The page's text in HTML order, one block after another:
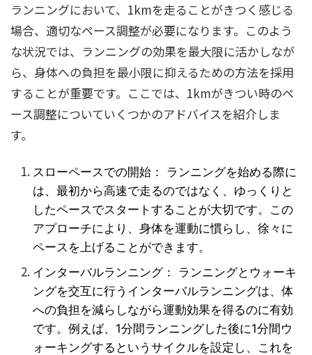
ランニングにおいて、1kmを走ることがきつく感じる
場合、適切なペース調整が必要になります。このよう
な状況では、ランニングの効果を最大限に活かしなが
ら、身体への負担を最小限に抑えるための方法を採用
することが重要です。ここでは、1kmがきつい時のペ
ース調整についていくつかのアドバイスを紹介しま
す。
スローペースでの開始： ランニングを始める際に
は、最初から高速で走るのではなく、ゆっくりと
したペースでスタートすることが大切です。この
アプローチにより、身体を運動に慣らし、徐々に
ペースを上げることができます。
インターバルランニング： ランニングとウォーキ
ングを交互に行うインターバルランニングは、体
への負担を減らしながら運動効果を得るのに有効
です。例えば、1分間ランニングした後に1分間ウ
ォーキングするというサイクルを設定し、これを